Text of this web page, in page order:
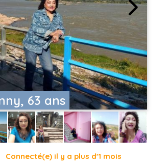
63 ans
Connecté(e) il y a plus d'1 mois